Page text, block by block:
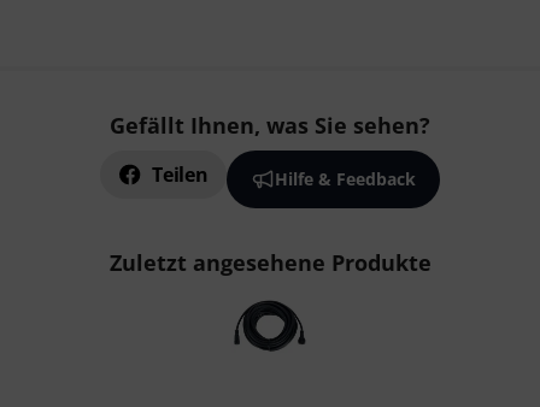
Gefällt Ihnen, was Sie sehen?
Teilen Hilfe & Feedback
Zuletzt angesehene Produkte